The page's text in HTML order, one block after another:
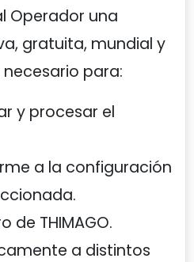
Operador una
gratuita, mundial y
para:
y procesar el
a la configuración
de THIMAGO.
a distintos